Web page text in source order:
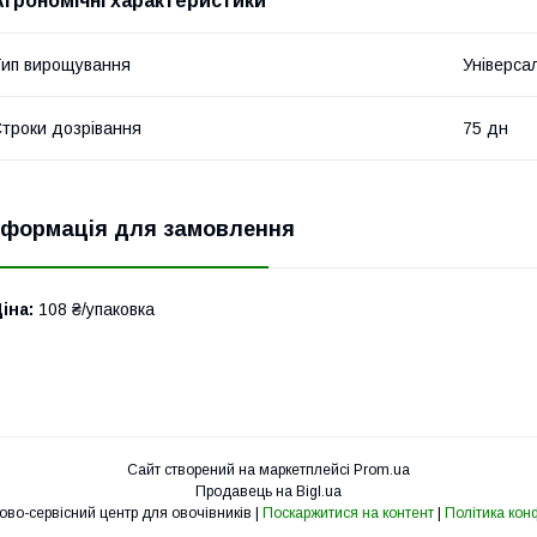
вирощування
дозрівання 75 дн
для замовлення
108 ₴/упаковка
Сайт створений на маркетплейсі Prom.ua
Продавець на Bigl.ua
Агровіта Торгово-сервісний центр для овочівників | Поскаржитися на контент | Політика